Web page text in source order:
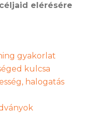
elérésére
gyakorlat
kulcsa
halogatás